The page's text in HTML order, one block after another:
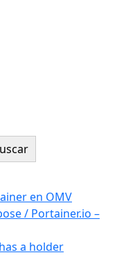
en OMV
/ Portainer.io –
a holder